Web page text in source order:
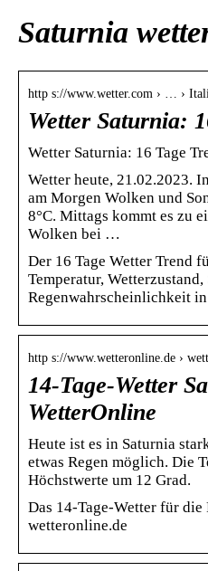
Saturnia
http s://www.wetter.com › … ›
Wetter Saturnia:
Wetter Saturnia: 16 Tage
Wetter heute, 21.02.2023.
am Morgen Wolken und
8°C. Mittags kommt es zu
Wolken bei …
Der 16 Tage Wetter Trend
Temperatur,
Regenwahrscheinlichkeit
http s://www.wetteronline.de ›
14-Tage-Wetter
WetterOnline
Heute ist es in Saturnia
etwas Regen möglich. Die
Höchstwerte um 12 Grad.
Das 14-Tage-Wetter für
wetteronline.de